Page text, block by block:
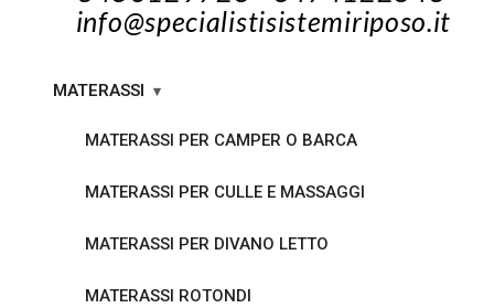
info@specialistisistemiriposo.it
MATERASSI
MATERASSI PER CAMPER O BARCA
MATERASSI PER CULLE E MASSAGGI
MATERASSI PER DIVANO LETTO
MATERASSI ROTONDI